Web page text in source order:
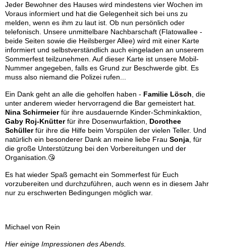
Jeder Bewohner des Hauses wird mindestens vier Wochen im
Voraus informiert und hat die Gelegenheit sich bei uns zu
melden, wenn es ihm zu laut ist. Ob nun persönlich oder
telefonisch. Unsere unmittelbare Nachbarschaft (Flatowallee -
beide Seiten sowie die Heilsberger Allee) wird mit einer Karte
informiert und selbstverständlich auch eingeladen an unserem
Sommerfest teilzunehmen. Auf dieser Karte ist unsere Mobil-
Nummer angegeben, falls es Grund zur Beschwerde gibt. Es
muss also niemand die Polizei rufen...
Ein Dank geht an alle die geholfen haben - Familie Lösch, die
unter anderem wieder hervorragend die Bar gemeistert hat.
Nina Schirmeierfür ihre ausdauernde Kinder-Schminkaktion,
Gaby Roj-Knütterfür ihre Dosenwurfaktion, Dorothee
Schüllerfür ihre die Hilfe beim Vorspülen der vielen Teller. Und
natürlich ein besonderer Dank an meine liebe Frau Sonja, für
die große Unterstützung bei den Vorbereitungen und der
Organisation.😘
Es hat wieder Spaß gemacht ein Sommerfest für Euch
vorzubereiten und durchzuführen, auch wenn es in diesem Jahr
nur zu erschwerten Bedingungen möglich war.
Michael von Rein
Hier einige Impressionen des Abends.